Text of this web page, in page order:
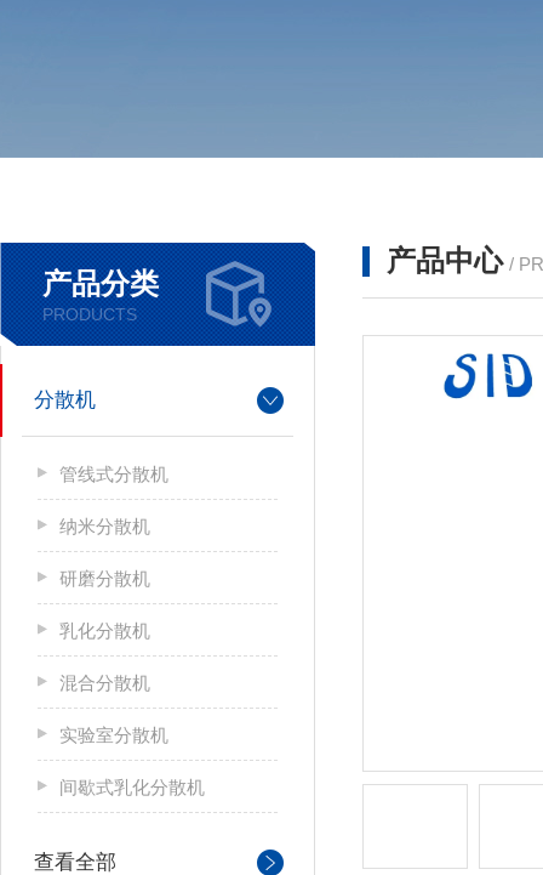
产品分类
PRODUCTS
分散机
管线式分散机
纳米分散机
研磨分散机
乳化分散机
混合分散机
实验室分散机
间歇式乳化分散机
查看全部
产品中心 /